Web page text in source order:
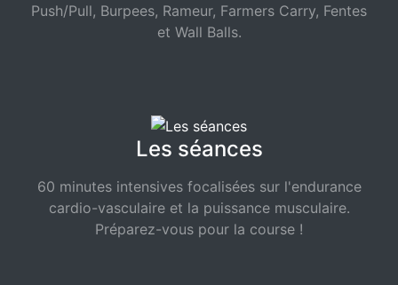
Push/Pull, Burpees, Rameur, Farmers Carry, Fentes
et Wall Balls.
Les séances
60 minutes intensives focalisées sur l'endurance
cardio-vasculaire et la puissance musculaire.
Préparez-vous pour la course !